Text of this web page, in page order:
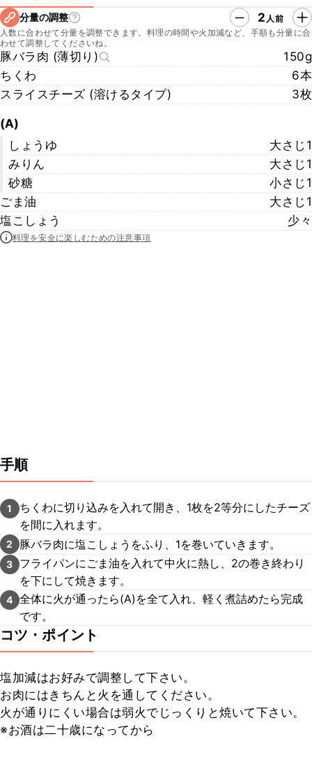
分量の調整 2 人前
人数に合わせて分量を調整できます。料理の時間や火加減など、手順も分量に合
わせて調整してくださいね。
豚バラ肉 (薄切り)
150g
ちくわ
6本
スライスチーズ (溶けるタイプ)
3枚
(A)
しょうゆ
大さじ1
みりん
大さじ1
砂糖
小さじ1
ごま油
大さじ1
塩こしょう
少々
料理を安全に楽しむための注意事項
手順
1
ちくわに切り込みを入れて開き、1枚を2等分にしたチーズ
を間に入れます。
2 豚バラ肉に塩こしょうをふり、1を巻いていきます。
3
フライパンにごま油を入れて中火に熱し、2の巻き終わり
を下にして焼きます。
4 全体に火が通ったら(A)を全て入れ、軽く煮詰めたら完成
です。
コツ・ポイント
塩加減はお好みで調整して下さい。
お肉にはきちんと火を通してください。
火が通りにくい場合は弱火でじっくりと焼いて下さい。
※お酒は二十歳になってから